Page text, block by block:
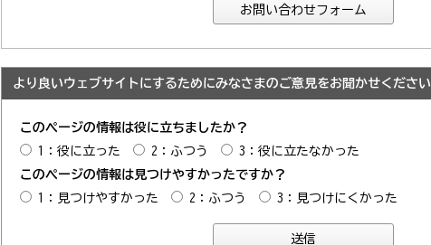
より良いウェブサイトにするためにみなさまのご意見をお聞かせください
このページの情報は役に立ちましたか？
1：役に立った
2：ふつう
3：役に立たなかった
このページの情報は見つけやすかったですか？
1：見つけやすかった
2：ふつう 3：見つけにくかった